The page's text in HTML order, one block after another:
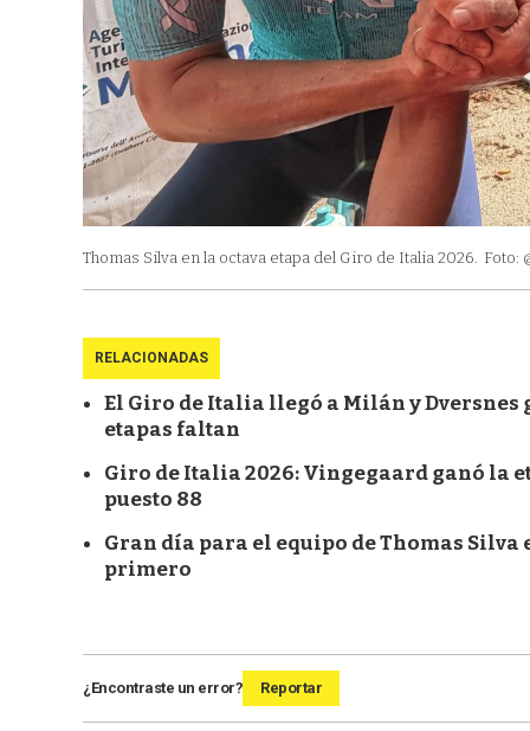
Thomas Silva en la octava etapa del Giro de Italia 2026. Foto:
RELACIONADAS
El Giro de Italia llegó a Milán y Dversnes
etapas faltan
Giro de Italia 2026: Vingegaard ganó la
puesto 88
Gran día para el equipo de Thomas
primero
¿Encontraste un error? Reportar